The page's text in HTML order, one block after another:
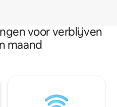
voor verblijven
maand